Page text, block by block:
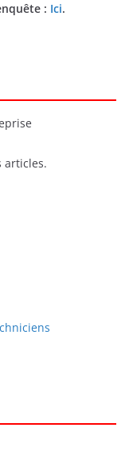
: Ici.
articles.